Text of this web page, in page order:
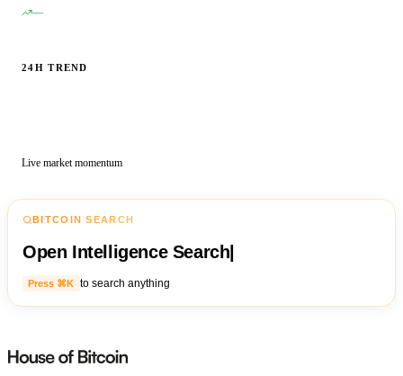
—
24H TREND
Live market momentum
BITCOIN SEARCH
Open Intelligence Search|
Press ⌘K to search anything